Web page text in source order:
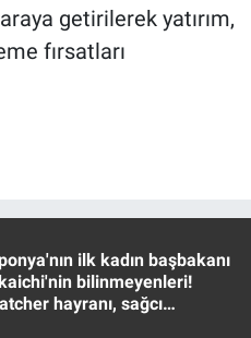
getirilerek yatırım,
fırsatları
ilk kadın başbakanı
bilinmeyenleri!
hayranı, sağcı